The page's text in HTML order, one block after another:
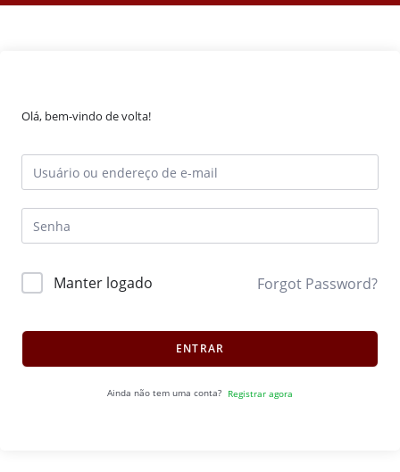
Olá, bem-vindo de volta!
Manter logado Forgot Password?
ENTRAR
Ainda não tem uma conta? Registrar agora